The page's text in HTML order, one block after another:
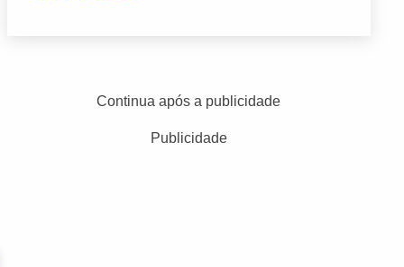
Continua após a publicidade
Publicidade